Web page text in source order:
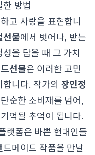
한 방법
고 사랑을 표현합니
선물에서 벗어나, 받는
을 담을 때 그 가치
선물은 이러한 고민
니다. 작가의 장인정
순한 소비재를 넘어,
억될 추억이 됩니다.
랫폼은 바쁜 현대인들
메이드 작품을 만날